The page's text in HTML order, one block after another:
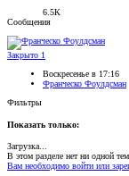
6.5К
Сообщения
Закрыто 1
Воскресенье в 17:16
Франческо Фоулдсман
Фильтры
Показать только:
Загрузка...
В этом разделе нет ни одной
Вам необходимо войти или